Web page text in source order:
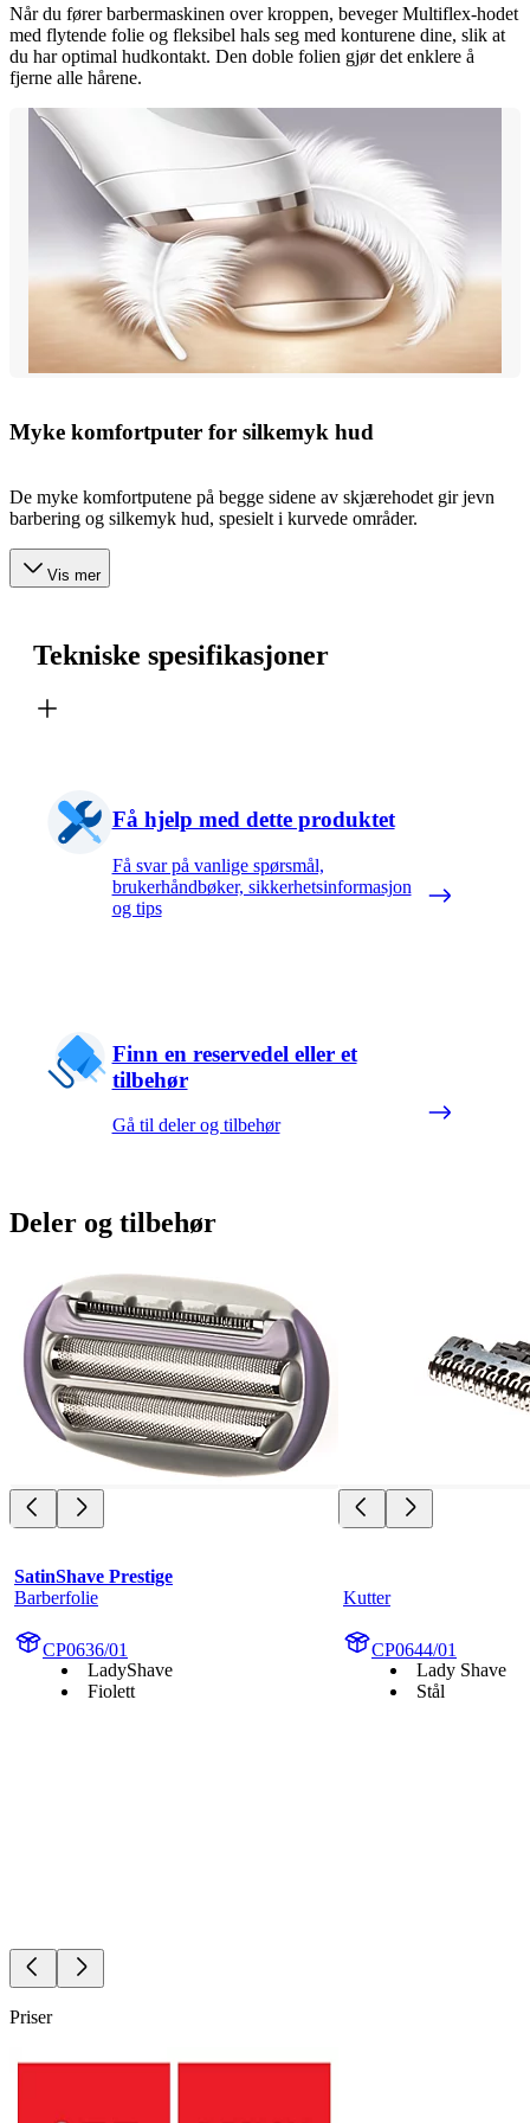
Når du fører barbermaskinen over kroppen, beveger Multiflex-hodet
med flytende folie og fleksibel hals seg med konturene dine, slik at
du har optimal hudkontakt. Den doble folien gjør det enklere å
fjerne alle hårene.
Myke komfortputer for silkemyk hud
De myke komfortputene på begge sidene av skjærehodet gir jevn
barbering og silkemyk hud, spesielt i kurvede områder.
Vis mer
Tekniske spesifikasjoner
Få hjelp med dette produktet
Få svar på vanlige spørsmål,
brukerhåndbøker, sikkerhetsinformasjon
og tips
Finn en reservedel eller et
tilbehør
Gå til deler og tilbehør
Deler og tilbehør
SatinShave Prestige
Barberfolie
CP0636/01
LadyShave
Fiolett
Kutter
CP0644/01
Lady Shave
Stål
Priser